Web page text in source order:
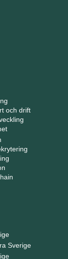
och drift
Sverige